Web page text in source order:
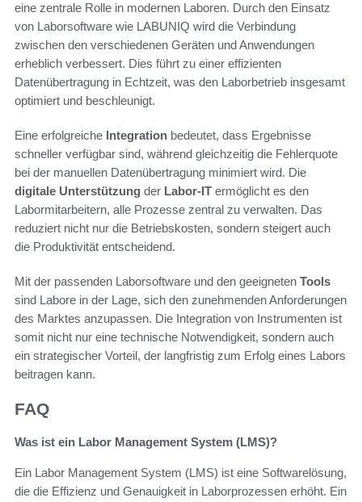
eine zentrale Rolle in modernen Laboren. Durch den Einsatz
von Laborsoftware wie LABUNIQ wird die Verbindung
zwischen den verschiedenen Geräten und Anwendungen
erheblich verbessert. Dies führt zu einer effizienten
Datenübertragung in Echtzeit, was den Laborbetrieb insgesamt
optimiert und beschleunigt.
Eine erfolgreiche Integration bedeutet, dass Ergebnisse
schneller verfügbar sind, während gleichzeitig die Fehlerquote
bei der manuellen Datenübertragung minimiert wird. Die
digitale Unterstützung der Labor-IT ermöglicht es den
Labormitarbeitern, alle Prozesse zentral zu verwalten. Das
reduziert nicht nur die Betriebskosten, sondern steigert auch
die Produktivität entscheidend.
Mit der passenden Laborsoftware und den geeigneten Tools
sind Labore in der Lage, sich den zunehmenden Anforderungen
des Marktes anzupassen. Die Integration von Instrumenten ist
somit nicht nur eine technische Notwendigkeit, sondern auch
ein strategischer Vorteil, der langfristig zum Erfolg eines Labors
beitragen kann.
FAQ
Was ist ein Labor Management System (LMS)?
Ein Labor Management System (LMS) ist eine Softwarelösung,
die die Effizienz und Genauigkeit in Laborprozessen erhöht. Ein